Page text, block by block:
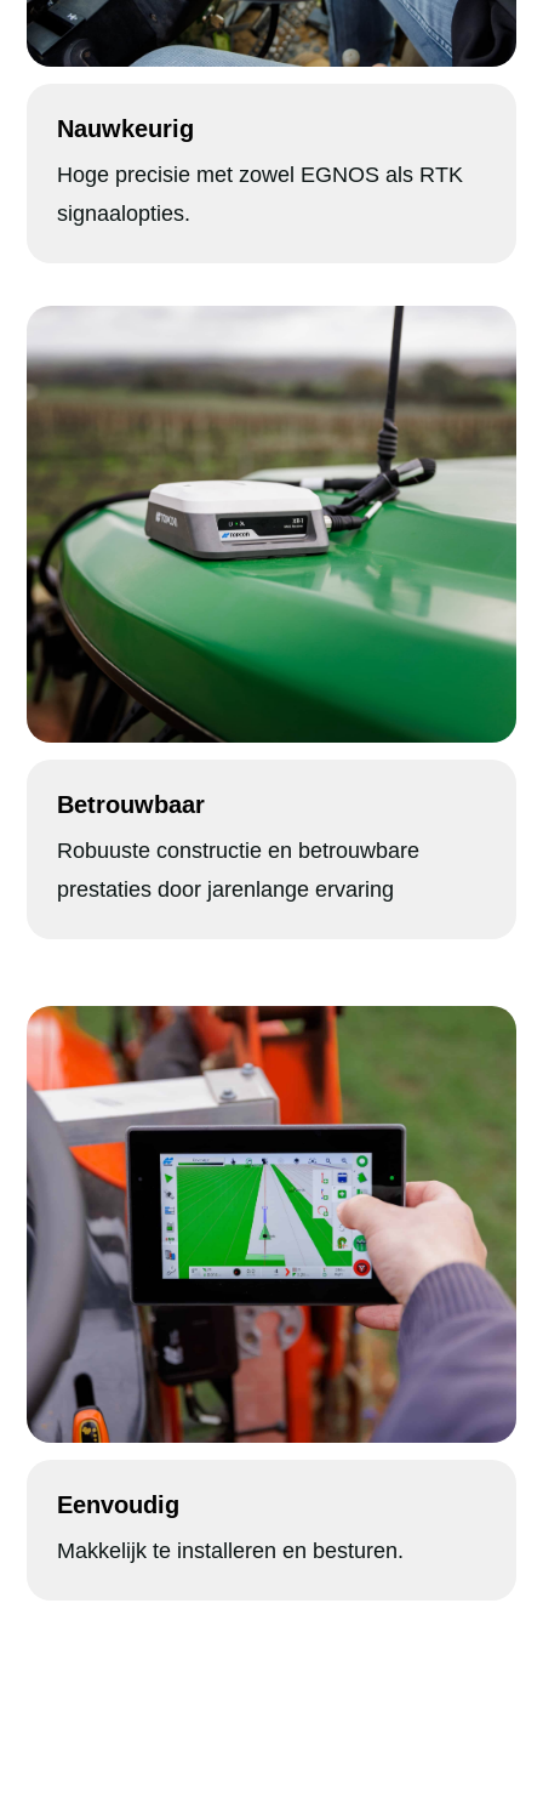
Nauwkeurig
Hoge precisie met zowel EGNOS als RTK
signaalopties.
Betrouwbaar
Robuuste constructie en betrouwbare
prestaties door jarenlange ervaring
Eenvoudig
Makkelijk te installeren en besturen.